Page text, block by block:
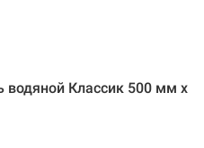
водяной Классик 500 мм x